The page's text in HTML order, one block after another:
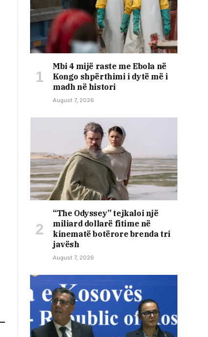
Mbi 4 mijë raste me Ebola në
Kongo shpërthimi i dytë më i
madh në histori
August 7, 2026
“The Odyssey” tejkaloi një
miliard dollarë fitime në
kinematë botërore brenda tri
javësh
August 7, 2026